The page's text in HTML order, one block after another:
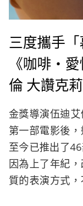
三度攜手
《咖啡‧
倫 大讚克
戲」
金獎導演伍迪
第一部電影後
至今已推出了
因為上了年紀
質的表演方式